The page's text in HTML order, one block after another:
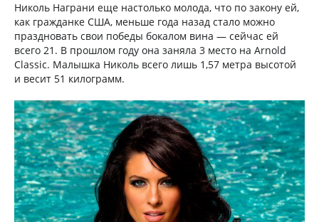
Николь Награни еще настолько молода, что по закону ей,
как гражданке США, меньше года назад стало можно
праздновать свои победы бокалом вина — сейчас ей
всего 21. В прошлом году она заняла 3 место на Arnold
Classic. Малышка Николь всего лишь 1,57 метра высотой
и весит 51 килограмм.